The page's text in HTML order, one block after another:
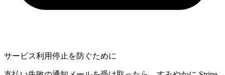
サービス利用停止を防ぐために